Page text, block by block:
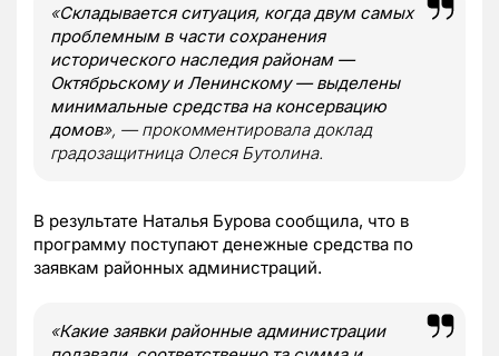
«Складывается ситуация, когда двум самых
проблемным в части сохранения
исторического наследия районам —
Октябрьскому и Ленинскому — выделены
минимальные средства на консервацию
домов», — прокомментировала доклад
градозащитница Олеся Бутолина.
В результате Наталья Бурова сообщила, что в
программу поступают денежные средства по
заявкам районных администраций.
«Какие заявки районные администрации